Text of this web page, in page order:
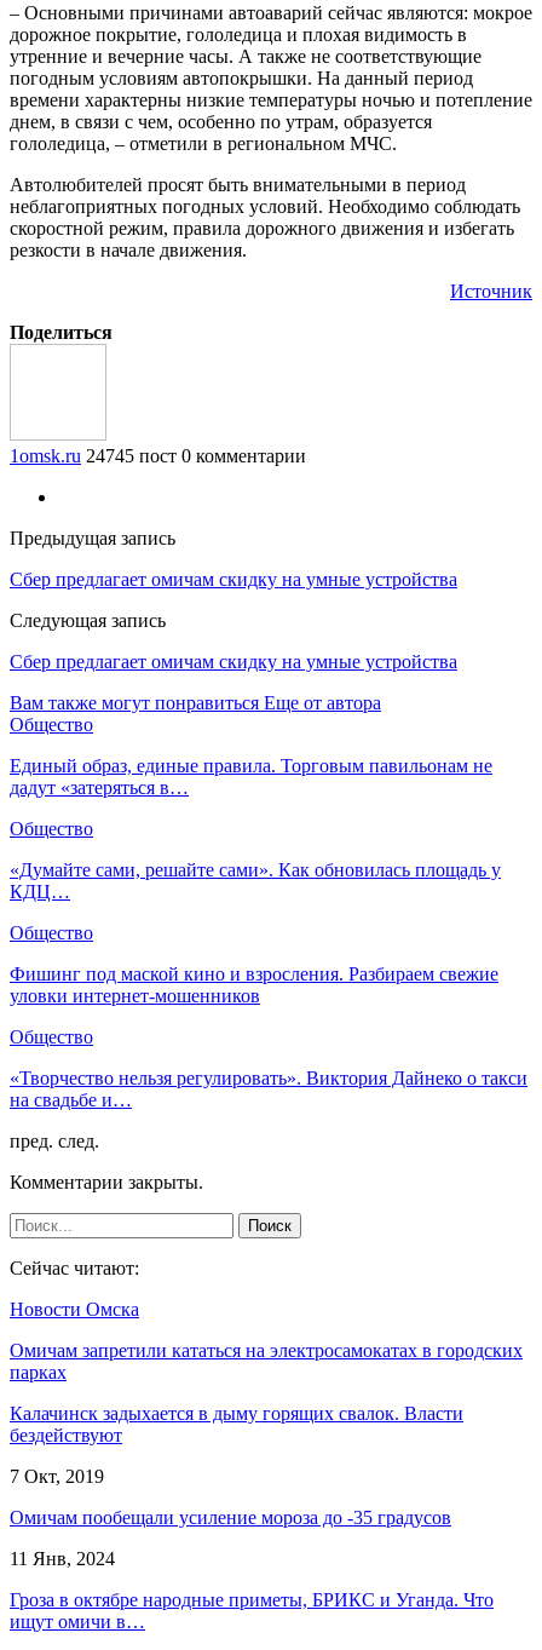
– Основными причинами автоаварий сейчас являются: мокрое
дорожное покрытие, гололедица и плохая видимость в
утренние и вечерние часы. А также не соответствующие
погодным условиям автопокрышки. На данный период
времени характерны низкие температуры ночью и потепление
днем, в связи с чем, особенно по утрам, образуется
гололедица, – отметили в региональном МЧС.
Автолюбителей просят быть внимательными в период
неблагоприятных погодных условий. Необходимо соблюдать
скоростной режим, правила дорожного движения и избегать
резкости в начале движения.
Источник
Поделиться
1omsk.ru 24745 пост 0 комментарии
Предыдущая запись
Сбер предлагает омичам скидку на умные устройства
Следующая запись
Сбер предлагает омичам скидку на умные устройства
Вам также могут понравиться Еще от автора
Общество
Единый образ, единые правила. Торговым павильонам не
дадут «затеряться в…
Общество
«Думайте сами, решайте сами». Как обновилась площадь у
КДЦ…
Общество
Фишинг под маской кино и взросления. Разбираем свежие
уловки интернет-мошенников
Общество
«Творчество нельзя регулировать». Виктория Дайнеко о такси
на свадьбе и…
пред. след.
Комментарии закрыты.
Сейчас читают:
Новости Омска
Омичам запретили кататься на электросамокатах в городских
парках
Калачинск задыхается в дыму горящих свалок. Власти
бездействуют
7 Окт, 2019
Омичам пообещали усиление мороза до -35 градусов
11 Янв, 2024
Гроза в октябре народные приметы, БРИКС и Уганда. Что
ищут омичи в…